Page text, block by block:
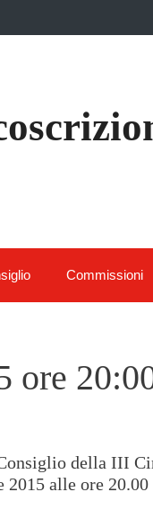
Commissioni
ore
della III
2015 alle ore 20.00